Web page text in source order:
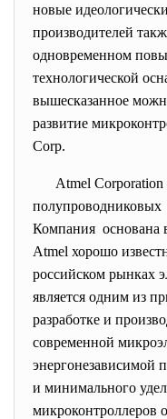
новые
производителей
одновременном
технологической
вышесказанное
развитие
Corp.
Atmel
полупроводниковых
Компания основана
Atmel хорошо
российском рынках
является одним из
разработке и
современной
энергонезависимой
и минимального
микроконтроллеров